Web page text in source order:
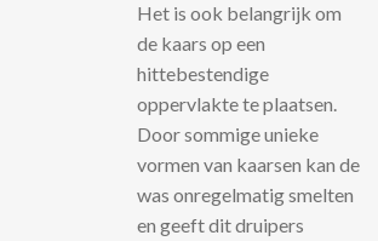
Het is ook belangrijk om
de kaars op een
hittebestendige
oppervlakte te plaatsen.
Door sommige unieke
vormen van kaarsen kan de
was onregelmatig smelten
en geeft dit druipers